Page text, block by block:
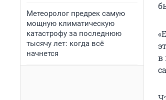
Метеоролог предрек самую
мощную климатическую
катастрофу за последнюю
тысячу лет: когда всё
начнется
в